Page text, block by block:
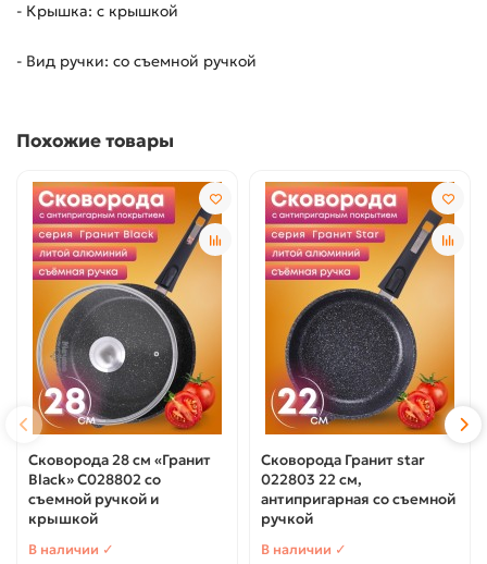
- Крышка: с крышкой
- Вид ручки: со съемной ручкой
Похожие товары
Сковорода 28 см «Гранит
Black» С028802 со
съемной ручкой и
крышкой
В наличии ✓
Сковорода Гранит star
022803 22 см,
антипригарная со съемной
ручкой
В наличии ✓